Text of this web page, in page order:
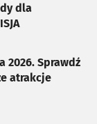
dla
2026. Sprawdź
atrakcje